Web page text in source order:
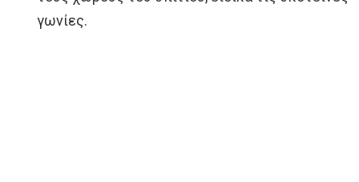
γωνίες.